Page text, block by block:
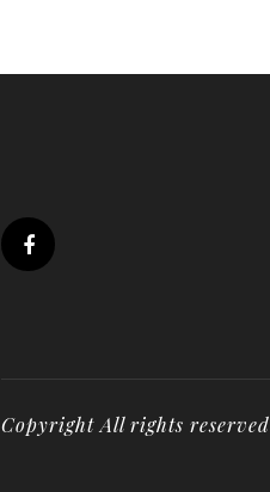
Copyright All rights reserved